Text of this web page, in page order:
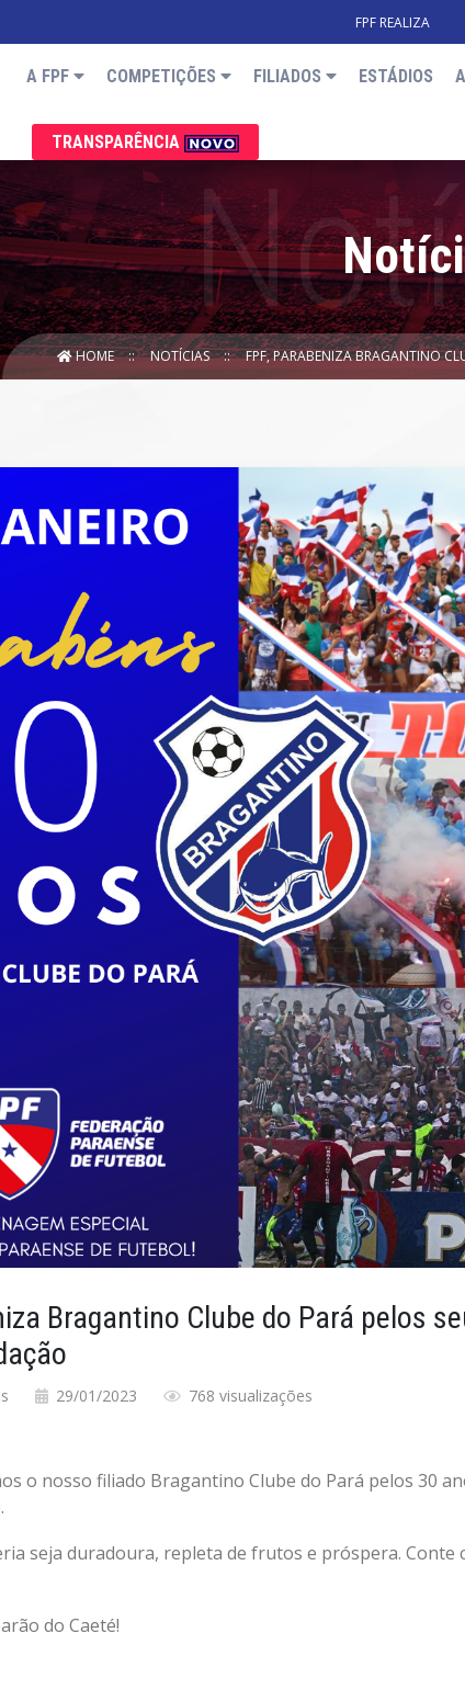
FPF REALIZA
A FPF COMPETIÇÕES FILIADOS ESTÁDIOS
TRANSPARÊNCIA
HOME NOTÍCIAS FPF, PARABENIZA BRAGANTINO
Bragantino Clube do Pará pelos
29/01/2023 768 visualizações
o nosso filiado Bragantino Clube do Pará pelos 30
seja duradoura, repleta de frutos e próspera. Conte
do Caeté!